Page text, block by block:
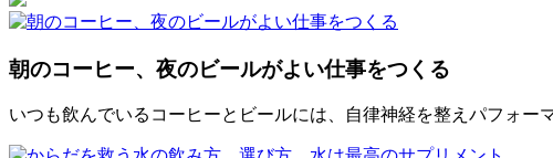
朝のコーヒー、夜のビールがよい仕事をつくる
いつも飲んでいるコーヒーとビールには、自律神経を整えパフォ